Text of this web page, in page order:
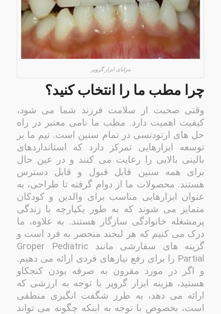
مزایای ابزار گروپر
چرا مطب ما را انتخاب کنید؟
وقتی صحبت از سلامت فرزند شما می شود،
کیفیت اهمیت دارد. مطب ما نامی معتبر در راه
حل های ارتودنسی در تمام سنین است. تیم ما بر
توسعه ابزارهایی تمرکز دارد که استانداردهای
بالینی بالایی را رعایت می کنند و در عین حال
برای همه سنین قابل قبول و قابل دسترس
هستند. محصولات ما از دوام گرفته تا طراحی، به
عنوان ابزارهایی مناسب برای والدین و کودکان
متمایز می شوند که به طور یکپارچه با زندگی
پرمشغله خانوادگی سازگار هستند. به علاوه، ما
درک می کنیم که هر لبخند منحصر به فرد است و
گزینه های سفارشی مانند Groper Pediatric
Partial را برای رفع نیازهای فردی ارائه می دهیم.
و اگر در مورد مقرون به صرفه بودن کنجکاو
هستید، هزینه ابزار گروپر با توجه به ارزشی که
ارائه می دهد، به طرز شگفت انگیزی منطقی
است، بخصوص با توجه به اینکه چگونه می تواند